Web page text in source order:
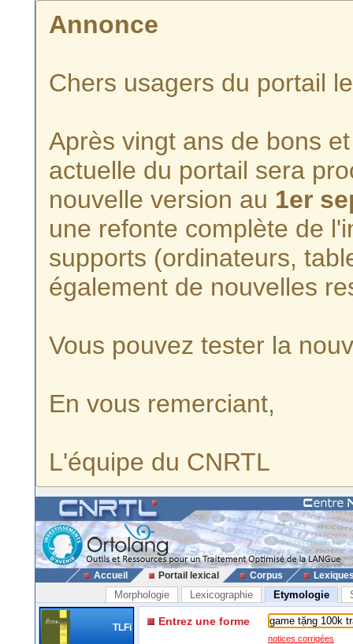
Annonce
Chers usagers du portail
Après vingt ans de bons
actuelle du portail sera
nouvelle version au 1er
une refonte complète de
supports (ordinateurs,
également de nouvelles
Vous pouvez tester la
En vous remerciant,
L'équipe du CNRTL
Accueil Portail lexical Corpus
Morphologie Lexicographie Etymologie
TLFi Entrez une forme
notices corrigées